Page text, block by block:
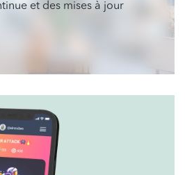
et des mises à jour